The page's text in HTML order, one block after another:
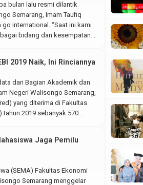
bulan lalu resmi dilantik
Semarang, Imam Taufiq
international. “Saat ini kami
bidang dan kesempatan.
berkacamata tersebut kepada
2019). Baca juga: Songsong
2019 Naik, Ini Rinciannya
dari Bagian Akademik dan
Negeri Walisongo Semarang,
yang diterima di Fakultas
tahun 2019 sebanyak 570
jenis kelamin. No Jurusan
Jaga Pemilu
(SEMA) Fakultas Ekonomi
Semarang menggelar